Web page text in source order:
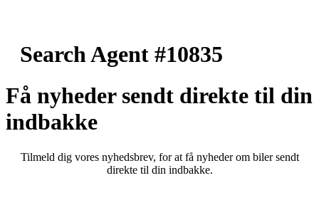
Search Agent #10835
Få nyheder sendt direkte til din
indbakke
Tilmeld dig vores nyhedsbrev, for at få nyheder om biler sendt
direkte til din indbakke.